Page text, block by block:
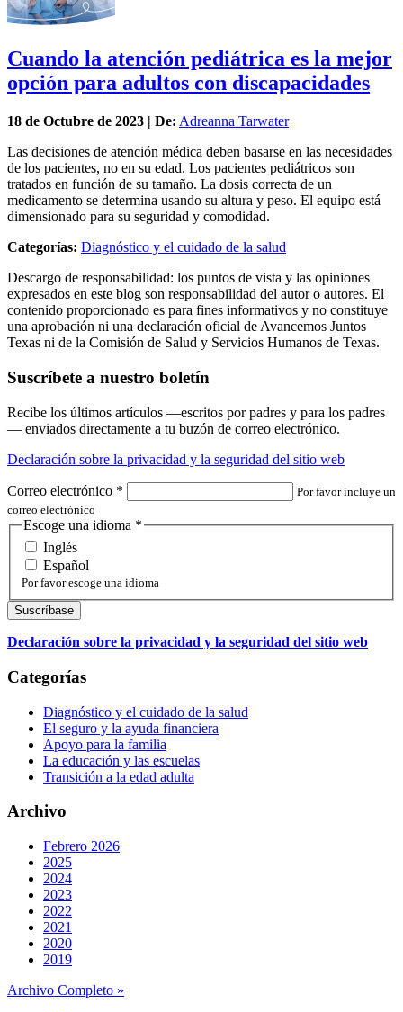
Cuando la atención pediátrica es la mejor
opción para adultos con discapacidades
18 de Octubre de 2023 | De: Adreanna Tarwater
Las decisiones de atención médica deben basarse en las necesidades
de los pacientes, no en su edad. Los pacientes pediátricos son
tratados en función de su tamaño. La dosis correcta de un
medicamento se determina usando su altura y peso. El equipo está
dimensionado para su seguridad y comodidad.
Categorías: Diagnóstico y el cuidado de la salud
Descargo de responsabilidad: los puntos de vista y las opiniones
expresados en este blog son responsabilidad del autor o autores. El
contenido proporcionado es para fines informativos y no constituye
una aprobación ni una declaración oficial de Avancemos Juntos
Texas ni de la Comisión de Salud y Servicios Humanos de Texas.
Suscríbete a nuestro boletín
Recibe los últimos artículos —escritos por padres y para los padres
— enviados directamente a tu buzón de correo electrónico.
Declaración sobre la privacidad y la seguridad del sitio web
Correo electrónico *
Por favor incluye un
correo electrónico
Escoge una idioma *
Inglés
Español
Por favor escoge una idioma
Declaración sobre la privacidad y la seguridad del sitio web
Categorías
Diagnóstico y el cuidado de la salud
El seguro y la ayuda financiera
Apoyo para la familia
La educación y las escuelas
Transición a la edad adulta
Archivo
Febrero 2026
2025
2024
2023
2022
2021
2020
2019
Archivo Completo »